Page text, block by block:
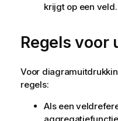
krijgt op een veld.
Regels voor
Voor
regels:
Als een